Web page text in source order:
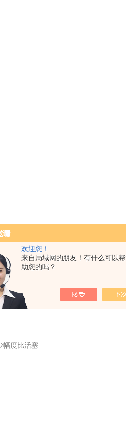
欢迎您！
来自局域网的朋友！有什么可以帮
助您的吗？
幅度比活塞